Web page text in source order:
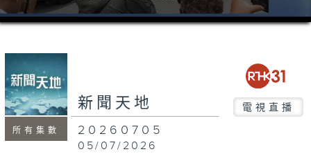
0
seconds
minutes,
seconds
所有集數
新聞天地 電視直播
20260705
05/07/2026